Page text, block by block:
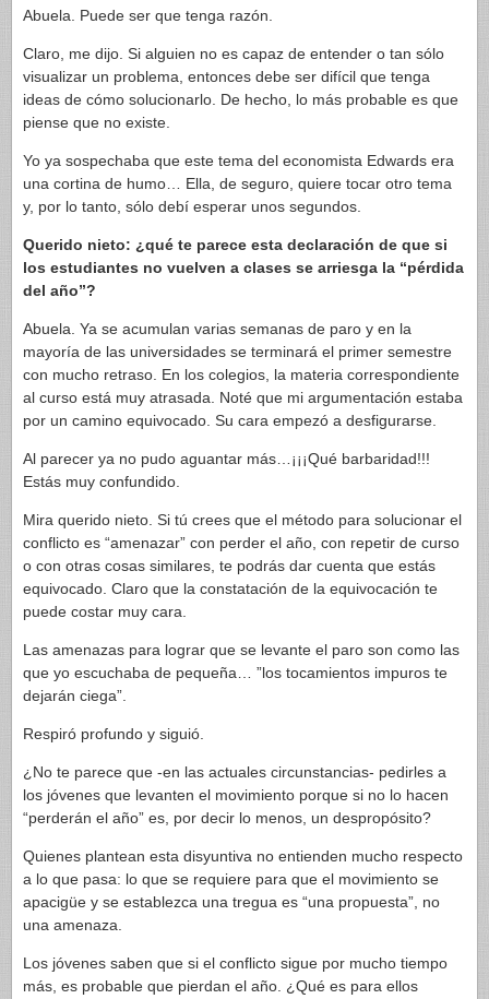
Abuela. Puede ser que tenga razón.
Claro, me dijo. Si alguien no es capaz de entender o tan sólo
visualizar un problema, entonces debe ser difícil que tenga
ideas de cómo solucionarlo. De hecho, lo más probable es que
piense que no existe.
Yo ya sospechaba que este tema del economista Edwards era
una cortina de humo… Ella, de seguro, quiere tocar otro tema
y, por lo tanto, sólo debí esperar unos segundos.
Querido nieto: ¿qué te parece esta declaración de que si
los estudiantes no vuelven a clases se arriesga la “pérdida
del año”?
Abuela. Ya se acumulan varias semanas de paro y en la
mayoría de las universidades se terminará el primer semestre
con mucho retraso. En los colegios, la materia correspondiente
al curso está muy atrasada. Noté que mi argumentación estaba
por un camino equivocado. Su cara empezó a desfigurarse.
Al parecer ya no pudo aguantar más…¡¡¡Qué barbaridad!!!
Estás muy confundido.
Mira querido nieto. Si tú crees que el método para solucionar el
conflicto es “amenazar” con perder el año, con repetir de curso
o con otras cosas similares, te podrás dar cuenta que estás
equivocado. Claro que la constatación de la equivocación te
puede costar muy cara.
Las amenazas para lograr que se levante el paro son como las
que yo escuchaba de pequeña… ”los tocamientos impuros te
dejarán ciega”.
Respiró profundo y siguió.
¿No te parece que -en las actuales circunstancias- pedirles a
los jóvenes que levanten el movimiento porque si no lo hacen
“perderán el año” es, por decir lo menos, un despropósito?
Quienes plantean esta disyuntiva no entienden mucho respecto
a lo que pasa: lo que se requiere para que el movimiento se
apacigüe y se establezca una tregua es “una propuesta”, no
una amenaza.
Los jóvenes saben que si el conflicto sigue por mucho tiempo
más, es probable que pierdan el año. ¿Qué es para ellos